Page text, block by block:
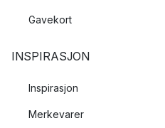
Gavekort
INSPIRASJON
Inspirasjon
Merkevarer